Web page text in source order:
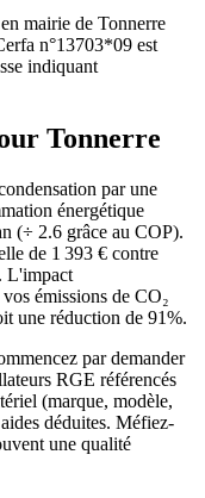
mairie de Tonnerre
n°13703*09 est
indiquant
Tonnerre
par une
énergétique
(÷ 2.6 grâce au COP).
de 1 393 € contre
L'impact
émissions de CO₂
une réduction de 91%.
par demander
RGE référencés
(marque, modèle,
déduites. Méfiez-
une qualité